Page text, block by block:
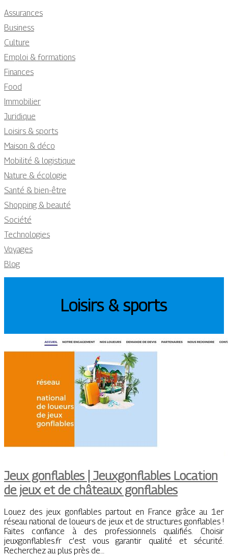
Assurances
Business
Culture
Emploi & formations
Finances
Food
Immobilier
Juridique
Loisirs & sports
Maison & déco
Mobilité & logistique
Nature & écologie
Santé & bien-être
Shopping & beauté
Société
Technologies
Voyages
Blog
Loisirs & sports
Jeux gonflables | Jeuxgonflables Location
de jeux et de châteaux gonflables
Louez des jeux gonflables partout en France grâce au 1er
réseau national de loueurs de jeux et de structures gonflables !
Faites confiance à des professionnels qualifiés. Choisir
jeuxgonflables.fr c’est vous garantir qualité et sécurité.
Recherchez au plus près de…